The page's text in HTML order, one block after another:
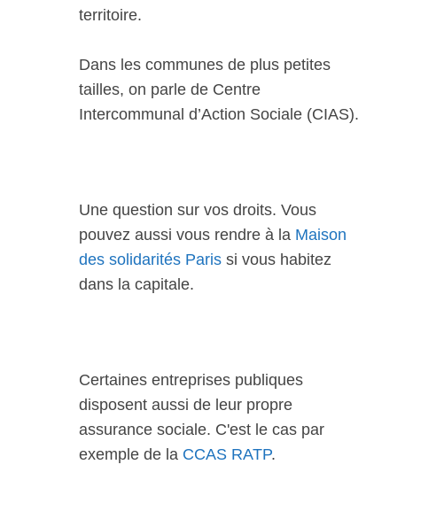
territoire.
Dans les communes de plus petites
tailles, on parle de Centre
Intercommunal d’Action Sociale (CIAS).
Une question sur vos droits. Vous
pouvez aussi vous rendre à la Maison
des solidarités Paris si vous habitez
dans la capitale.
Certaines entreprises publiques
disposent aussi de leur propre
assurance sociale. C'est le cas par
exemple de la CCAS RATP.